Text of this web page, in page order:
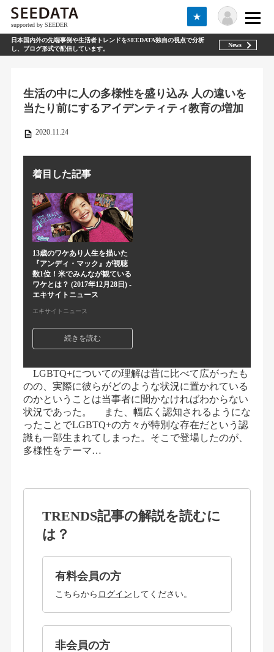
supported by SEEDER
★
日本国内外の先端事例や生活者トレンドをSEEDATA独自の視点で分析
し、ブログ形式で配信しています。
News
生活の中に人の多様性を盛り込み 人の違いを
当たり前にするアイデンティティ教育の増加
2020.11.24
着目した記事
13歳のワケあり人生を描いた
『アンディ・マック』が視聴
数1位！米でみんなが観ている
ワケとは？ (2017年12月28日) -
エキサイトニュース
エキサイトニュース
続きを読む
LGBTQ+についての理解は昔に比べて広がったも
のの、実際に彼らがどのような状況に置かれている
のかということは当事者に聞かなければわからない
状況であった。 また、幅広く認知されるようにな
ったことでLGBTQ+の方々が特別な存在だという認
識も一部生まれてしまった。そこで登場したのが、
多様性をテーマ…
TRENDS記事の解説を読むに
は？
有料会員の方
こちらから ログイン してください。
非会員の方